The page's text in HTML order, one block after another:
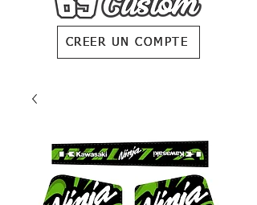
CREER UN COMPTE
CREER UN COMPTE